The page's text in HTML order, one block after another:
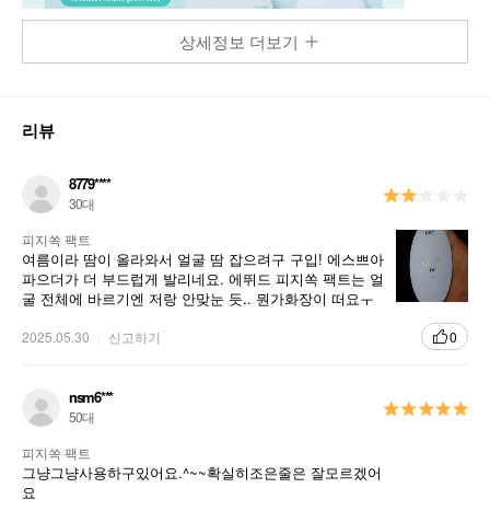
상세정보 더보기
리뷰
8779****
30대
피지쏙 팩트
여름이라 땀이 올라와서 얼굴 땀 잡으려구 구입! 에스쁘아
파으더가 더 부드럽게 발리네요. 에뛰드 피지쏙 팩트는 얼
굴 전체에 바르기엔 저랑 안맞눈 듯.. 뭔가화장이 떠요ㅜ
2025.05.30 신고하기 0
nsm6***
50대
피지쏙 팩트
그냥그냥사용하구있어요.^~~확실히조은줄은 잘모르겠어
요